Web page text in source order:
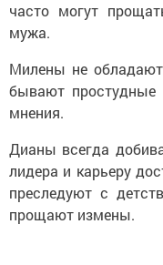
часто могут
мужа.
Милены не
бывают простудные
мнения.
Дианы всегда
лидера и карьеру
преследуют с
прощают измены.